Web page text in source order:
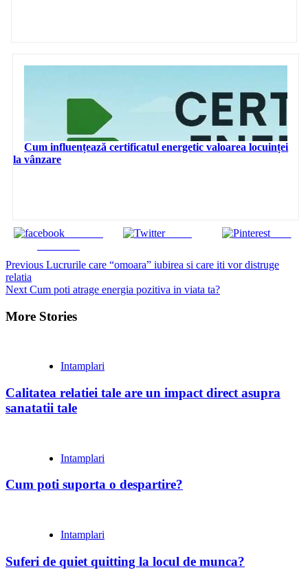
Cum influențează certificatul energetic valoarea locuinței
la vânzare
Tweet Save
Continue
Reading
Previous Lucrurile care “omoara” iubirea si care iti vor distruge
relatia
Next Cum poti atrage energia pozitiva in viata ta?
More Stories
Intamplari
Calitatea relatiei tale are un impact direct asupra
sanatatii tale
Intamplari
Cum poti suporta o despartire?
Intamplari
Suferi de quiet quitting la locul de munca?